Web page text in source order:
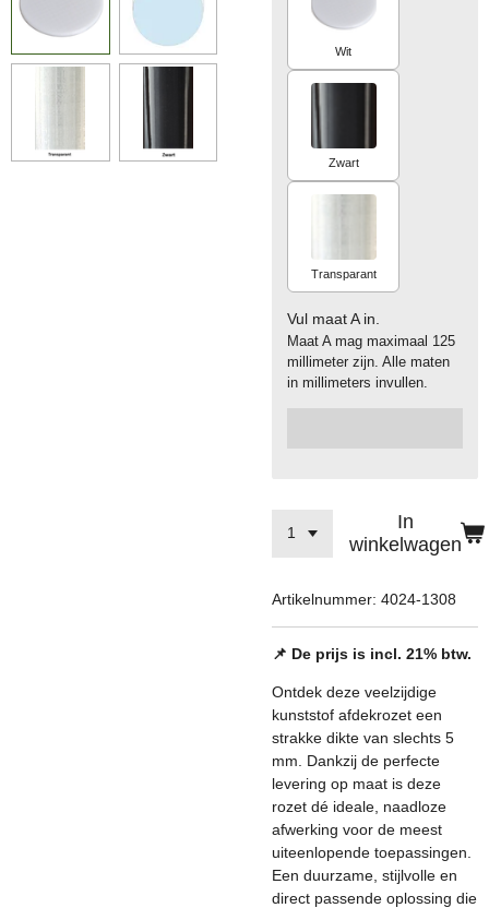
Wit
Zwart
Transparant
Vul maat A in.
Maat A mag maximaal 125
millimeter zijn. Alle maten
in millimeters invullen.
In
winkelwagen
Artikelnummer: 4024-1308
📌 De prijs is incl. 21% btw.
Ontdek deze veelzijdige
kunststof afdekrozet een
strakke dikte van slechts 5
mm. Dankzij de perfecte
levering op maat is deze
rozet dé ideale, naadloze
afwerking voor de meest
uiteenlopende toepassingen.
Een duurzame, stijlvolle en
direct passende oplossing die